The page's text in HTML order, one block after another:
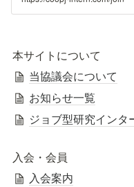
会ください。 入会の流れ 以
い。事務局内にて内容を確認
本サイトについて
当協議会について
お知らせ一覧
ジョブ型研究インタ
入会・会員
入会案内